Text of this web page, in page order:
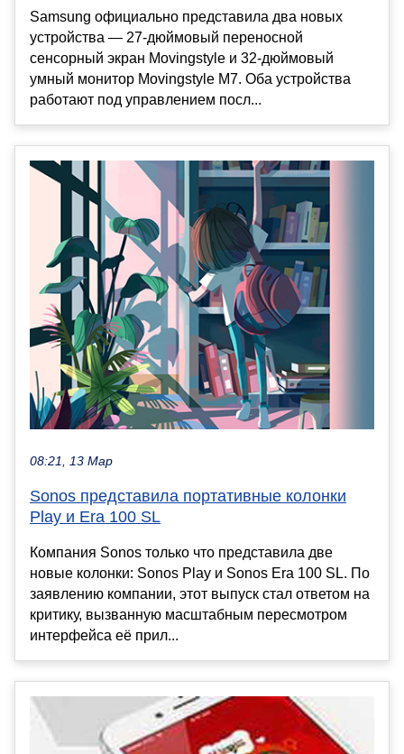
Samsung официально представила два новых
устройства — 27-дюймовый переносной
сенсорный экран Movingstyle и 32-дюймовый
умный монитор Movingstyle M7. Оба устройства
работают под управлением посл...
08:21, 13 Мар
Sonos представила портативные колонки
Play и Era 100 SL
Компания Sonos только что представила две
новые колонки: Sonos Play и Sonos Era 100 SL. По
заявлению компании, этот выпуск стал ответом на
критику, вызванную масштабным пересмотром
интерфейса её прил...